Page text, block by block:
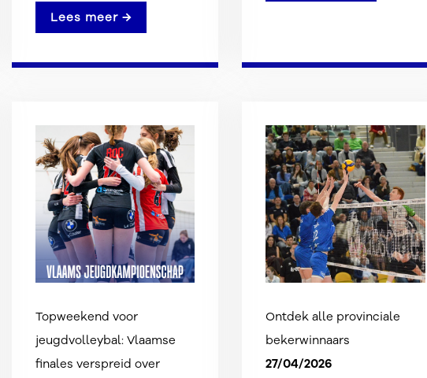
Lees meer →
Topweekend voor
jeugdvolleybal: Vlaamse
finales verspreid over
Ontdek alle provinciale
bekerwinnaars
27/04/2026